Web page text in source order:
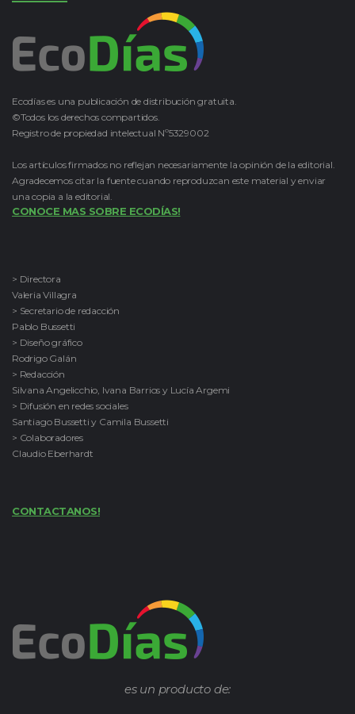
Ecodías es una publicación de distribución gratuita.
©Todos los derechos compartidos.
Registro de propiedad intelectual Nº5329002
Los artículos firmados no reflejan necesariamente la opinión de la editorial.
Agradecemos citar la fuente cuando reproduzcan este material y enviar
una copia a la editorial.
CONOCE MAS SOBRE ECODÍAS!
> Directora
Valeria Villagra
> Secretario de redacción
Pablo Bussetti
> Diseño gráfico
Rodrigo Galán
> Redacción
Silvana Angelicchio, Ivana Barrios y Lucía Argemi
> Difusión en redes sociales
Santiago Bussetti y Camila Bussetti
> Colaboradores
Claudio Eberhardt
CONTACTANOS!
es un producto de: